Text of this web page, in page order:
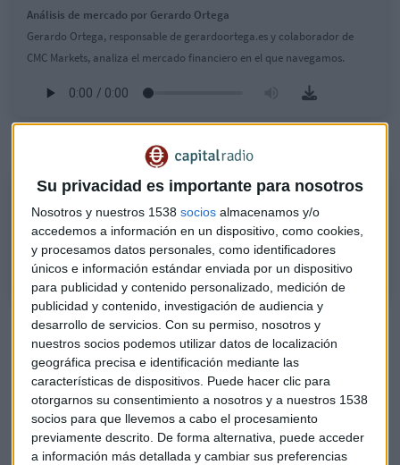
Su privacidad es importante para nosotros
Nosotros y nuestros 1538 socios almacenamos y/o
accedemos a información en un dispositivo, como cookies,
y procesamos datos personales, como identificadores
únicos e información estándar enviada por un dispositivo
para publicidad y contenido personalizado, medición de
publicidad y contenido, investigación de audiencia y
desarrollo de servicios. Con su permiso, nosotros y
nuestros socios podemos utilizar datos de localización
geográfica precisa e identificación mediante las
características de dispositivos. Puede hacer clic para
otorgarnos su consentimiento a nosotros y a nuestros 1538
socios para que llevemos a cabo el procesamiento
previamente descrito. De forma alternativa, puede acceder
a información más detallada y cambiar sus preferencias
Análisis de mercado por Gerardo Ortega
Gerardo Ortega, responsable de gerardoortega.es y colaborador de
CMC Markets, analiza el mercado financiero en el que navegamos.
Consultorio
Consultorio completo por Gerardo Ortega
Gerardo Ortega, responsable de gerardoortega.es y colaborador de
CMC Markets, analiza el mercado financiero en el que navegamos.
Valores protagonistas
La mayor subida es paraAcciona Energía, que se anota un
2,16%. Le sigueSolaria, que suma un 1,58% yAcciona
gana un 1,48%. Del lado contrario, las caídas las
protagonizaEnagás, que cede un 0,93%.Meliá Hotels
su parte cae un 0,74% yGrifolsse deja un 0,70%.